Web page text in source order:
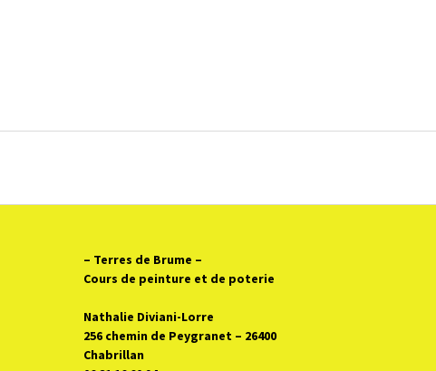
– Terres de Brume –
Cours de peinture et de poterie
Nathalie Diviani-Lorre
256 chemin de Peygranet – 26400
Chabrillan